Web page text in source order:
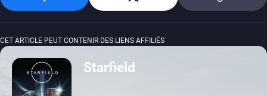
CET ARTICLE PEUT CONTENIR DES LIENS AFFILIÉS
Starfield